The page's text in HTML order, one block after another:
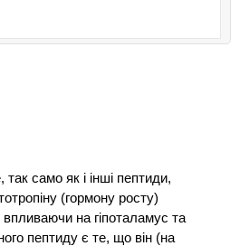
само як і інші пептиди,
(гормону росту)
на гіпоталамус та
пептиду є те, що він (на